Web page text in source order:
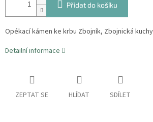
Přidat do košíku
Opékací kámen ke krbu Zbojník, Zbojnická
Detailní informace
ZEPTAT SE HLÍDAT SDÍLET